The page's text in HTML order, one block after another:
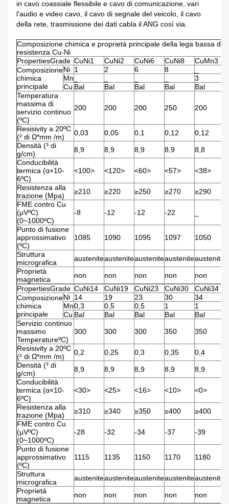
in cavo coassiale flessibile e cavo di comunicazione, vari
l'audio e video cavo, il cavo di segnale del veicolo, il cavo
della rete, trasmissione dei dati cabla il ANG così via.
Composizione chimica e proprietà principale della lega bassa di
resistenza Cu-Ni
PropertiesGrade CuNi1 CuNi2 CuNi6 CuNi8 CuMn3
Composizione
chimica
principale
Ni 1 2 6 8
Mn
3
Cu Bal Bal Bal Bal Bal
Temperatura
massima di
servizio continuo
(ºC)
200 200 200 250 200
Resisivity a 20ºC
(² di Ω*mm /m)
0,03 0,05 0,1 0,12 0,12
Densità (³ di
g/cm)
8,9 8,9 8,9 8,9 8,8
Conducibilità
termica (α×10-
6ºC)
<100> <120> <60> <57> <38>
Resistenza alla
trazione (Mpa)
≥210 ≥220 ≥250 ≥270 ≥290
FME contro Cu
(μVºC)
(0~1000ºC)
-8 -12 -12 -22
Punto di fusione
approssimativo
(ºC)
1085 1090 1095 1097 1050
Struttura
micrografica
austeniteausteniteausteniteausteniteaustenite
Proprietà
magnetica
non non non non non
PropertiesGrade CuNi14 CuNi19 CuNi23 CuNi30 CuNi34
Composizione
chimica
principale
Ni 14 19 23 30 34
Mn0,3 0,5 0,5 1 1
Cu Bal Bal Bal Bal Bal
Servizio continuo
massimo
TemperatureºC)
300 300 300 350 350
Resisivity a 20ºC
(² di Ω*mm /m)
0,2 0,25 0,3 0,35 0,4
Densità (³ di
g/cm)
8,9 8,9 8,9 8,9 8,9
Conducibilità
termica (α×10-
6ºC)
<30> <25> <16> <10> <0>
Resistenza alla
trazione (Mpa)
≥310 ≥340 ≥350 ≥400 ≥400
FME contro Cu
(μVºC)
(0~1000ºC)
-28 -32 -34 -37 -39
Punto di fusione
approssimativo
(ºC)
1115 1135 1150 1170 1180
Struttura
micrografica
austeniteausteniteausteniteausteniteaustenite
Proprietà
magnetica
non non non non non